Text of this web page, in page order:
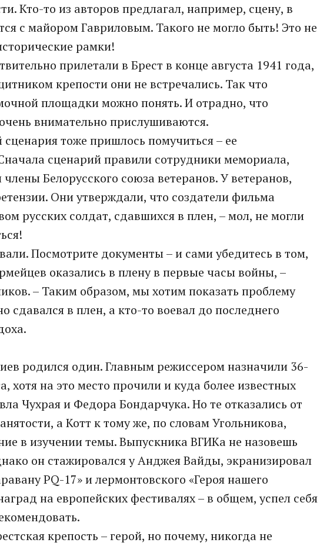
Кто-то из авторов предлагал, например, сцену, в
с майором Гавриловым. Такого не могло быть! Это не
рамки!
прилетали в Брест в конце августа 1941 года,
крепости они не встречались. Так что
площадки можно понять. И отрадно, что
внимательно прислушиваются.
тоже пришлось помучиться – ее
сценарий правили сотрудники мемориала,
Белорусского союза ветеранов. У ветеранов,
Они утверждали, что создатели фильма
русских солдат, сдавшихся в плен, – мол, не могли
Посмотрите документы – и сами убедитесь в том,
оказались в плену в первые часы войны, –
– Таким образом, мы хотим показать проблему
сдавался в плен, а кто-то воевал до последнего
родился один. Главным режиссером назначили 36-
хотя на это место прочили и куда более известных
Чухрая и Федора Бондарчука. Но те отказались от
а Котт к тому же, по словам Угольникова,
в изучении темы. Выпускника ВГИКа не назовешь
он стажировался у Анджея Вайды, экранизировал
PQ-17» и лермонтовского «Героя нашего
на европейских фестивалях – в общем, успел себя
крепость – герой, но почему, никогда не